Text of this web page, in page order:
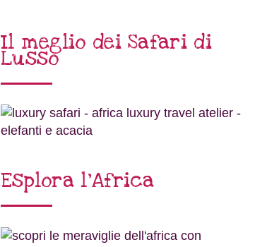
Il meglio dei Safari di
Lusso
Esplora l’Africa